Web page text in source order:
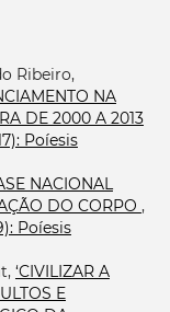
Ribeiro,
NA
DE 2000 A 2013
Poíesis
NACIONAL
DO CORPO ,
Poíesis
‘CIVILIZAR A
E